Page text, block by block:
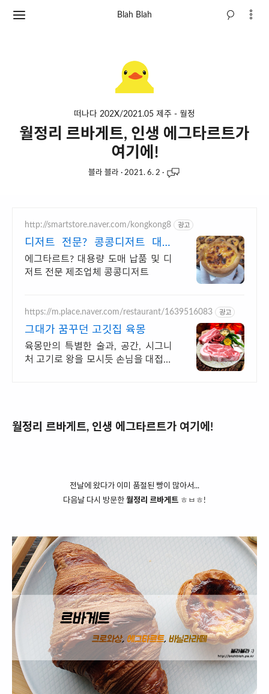
Blah Blah
떠나다 202X/2021.05 제주 - 월정
월정리 르바게트, 인생 에그타르트가
여기에!
블라 블라 · 2021. 6. 2 ·
http://smartstore.naver.com/kongkong8 광고
디저트 전문? 콩콩디저트 대량
주문 및 도매 납품
에그타르트? 대용량 도매 납품 및 디
저트 전문 제조업체 콩콩디저트
https://m.place.naver.com/restaurant/1639516083 광고
그대가 꿈꾸던 고깃집 육몽
육몽만의 특별한 술과, 공간, 시그니
처 고기로 왕을 모시듯 손님을 대접합
월정리 르바게트, 인생 에그타르트가 여기에!
전날에 왔다가 이미 품절된 빵이 많아서...
다음날 다시 방문한 월정리 르바게트 ㅎㅂㅎ!